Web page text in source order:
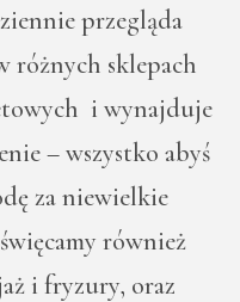
przegląda
różnych sklepach
i wynajduje
– wszystko abyś
za niewielkie
również
i fryzury, oraz